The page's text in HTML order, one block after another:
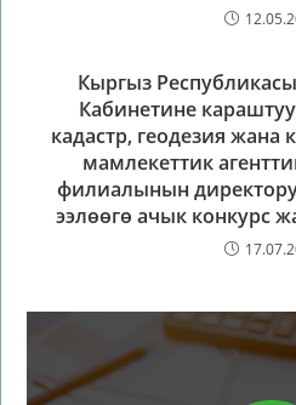
Кыргыз
Кабинетине
кадастр, геодезия жана
мамлекеттик
филиалынын
ээлөөгө ачык конкурс